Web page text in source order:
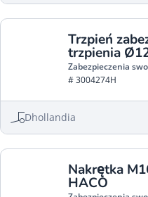
Trzpień
trzpienia
Zabezpieczenia
# 3004274H
Dhollandia
Nakrętka
HACO